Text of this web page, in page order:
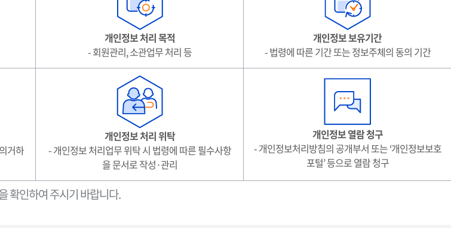
개인정보 처리 목적
- 회원관리, 소관업무 처리 등
개인정보 보유기간
- 법령에 따른 기간 또는 정보주체의 동의 기간
거하
개인정보 처리 위탁
- 개인정보 처리업무 위탁 시 법령에 따른 필수사항
을 문서로 작성·관리
개인정보 열람 청구
- 개인정보처리방침의 공개부서 또는 ‘개인정보보호
포털’ 등으로 열람 청구
확인하여 주시기 바랍니다.